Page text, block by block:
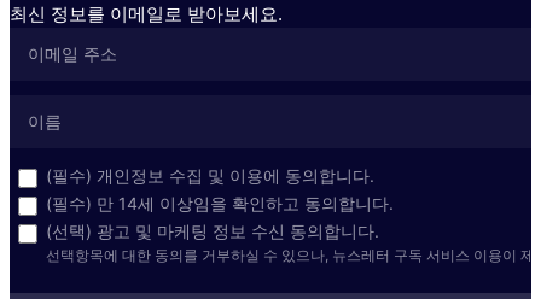
최신 정보를 이메일로 받아보세요.
(필수) 개인정보 수집 및 이용에 동의합니다.
(필수) 만 14세 이상임을 확인하고 동의합니다.
(선택) 광고 및 마케팅 정보 수신 동의합니다.
선택항목에 대한 동의를 거부하실 수 있으나, 뉴스레터 구독 서비스 이용이 제